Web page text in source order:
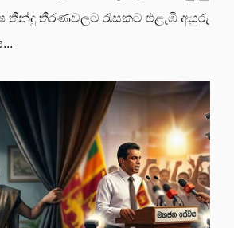
තීන්දු තීරණවලට රැසකට එළැඹි අයුරු